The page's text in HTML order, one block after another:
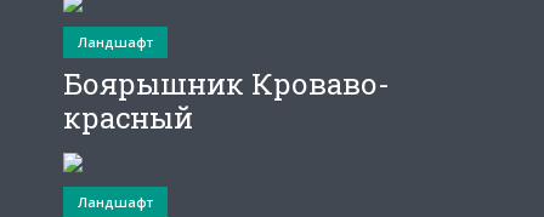
Ландшафт
Боярышник Кроваво-
красный
Ландшафт